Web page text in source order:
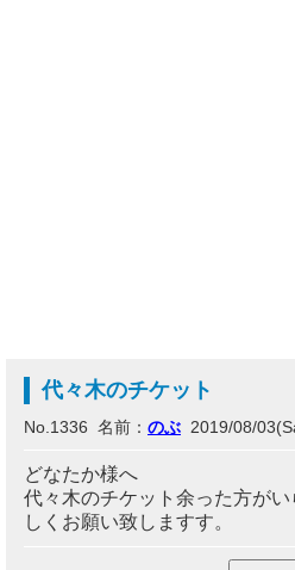
代々木のチケット
No.1336 名前： のぶ 2019/08/
どなたか様へ
代々木のチケット余った方が
しくお願い致しますす。